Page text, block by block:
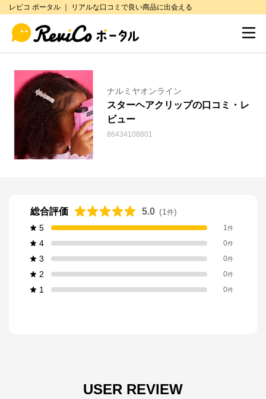
レビコ ポータル ｜ リアルな口コミで良い商品に出会える
ナルミヤオンライン
スターヘアクリップの口コミ・レ
ビュー
86434108801
総合評価 5.0 (1 件)
5
1件
4 0件
3 0件
2 0件
1 0件
USER REVIEW